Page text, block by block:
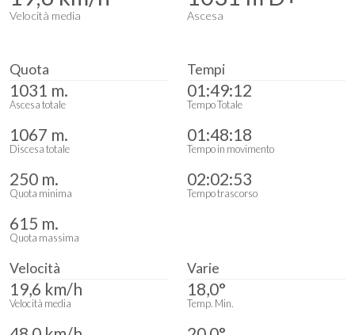
Velocità media Ascesa
Quota
1031 m.
Ascesa totale
1067 m.
Discesa totale
250 m.
Quota minima
615 m.
Quota massima
Tempi
01:49:12
Tempo Totale
01:48:18
Tempo in movimento
02:02:53
Tempo trascorso
Velocità
19,6 km/h
Velocità media
Varie
18,0°
Temp. Min.